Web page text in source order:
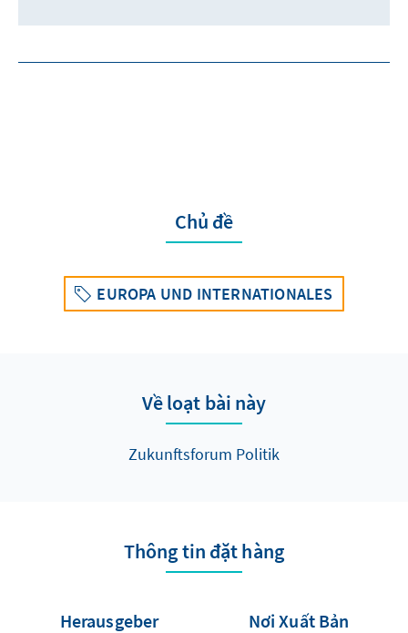
Chủ đề
EUROPA UND INTERNATIONALES
Về loạt bài này
Zukunftsforum Politik
Thông tin đặt hàng
Herausgeber Nơi Xuất Bản